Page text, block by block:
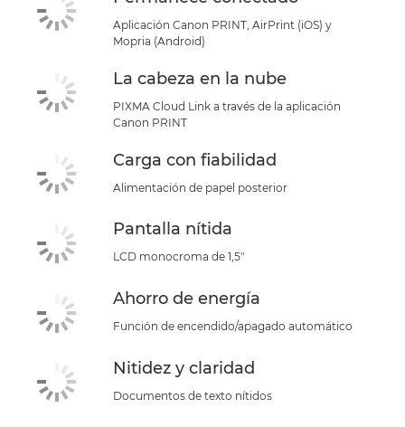
Aplicación Canon PRINT, AirPrint (iOS) y
Mopria (Android)
La cabeza en la nube
PIXMA Cloud Link a través de la aplicación
Canon PRINT
Carga con fiabilidad
Alimentación de papel posterior
Pantalla nítida
LCD monocroma de 1,5"
Ahorro de energía
Función de encendido/apagado automático
Nitidez y claridad
Documentos de texto nítidos